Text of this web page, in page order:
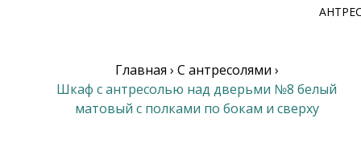
Главная › С антресолями ›
Шкаф с антресолью над дверьми №8 белый
матовый с полками по бокам и сверху